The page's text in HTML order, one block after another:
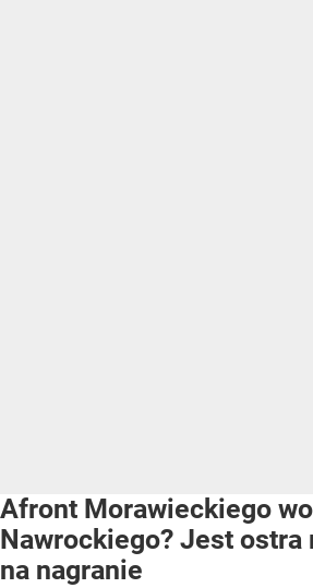
Afront Morawieckiego
Nawrockiego? Jest ostra
na nagranie